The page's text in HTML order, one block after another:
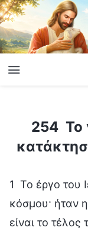
254 Το
1 Το έργο του
κόσμου· ήταν
είναι το